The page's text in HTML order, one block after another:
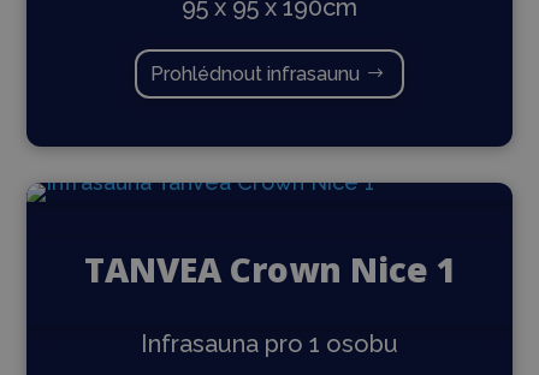
95 x 95 x 190cm
Prohlédnout infrasaunu
TANVEA Crown Nice 1
Infrasauna pro 1 osobu